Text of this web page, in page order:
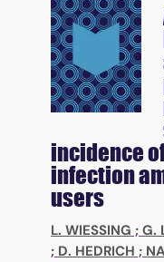
incidence
infection
users
L. WIESSING ; G.
; D. HEDRICH ;